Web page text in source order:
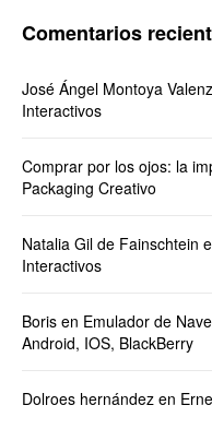
Comentarios
José Ángel Montoya
Interactivos
Comprar por los ojos: la
Packaging Creativo
Natalia Gil de Fainschtein
Interactivos
Boris en Emulador de
Android, IOS, BlackBerry
Dolroes hernández en